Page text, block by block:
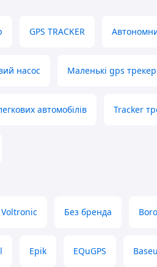
GPS TRACKER
насос Маленькі gps
автомобілів Tracker
Voltronic Без бренда
Epik EQuGPS